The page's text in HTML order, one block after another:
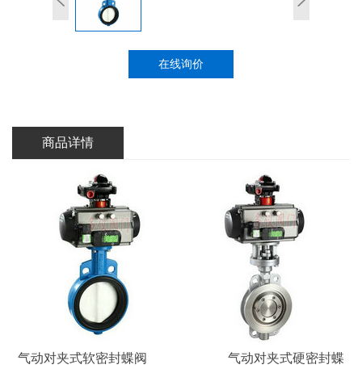
在线询价
商品详情
气动对夹式软密封蝶阀 气动对夹式硬密封蝶